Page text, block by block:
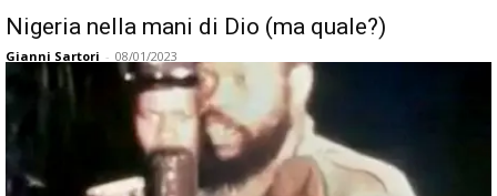
Nigeria nella mani di Dio (ma quale?)
Gianni Sartori - 08/01/2023